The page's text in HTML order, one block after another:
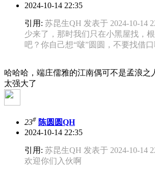
2024-10-14 22:35
引用: 苏昆生QH 发表于 2024-10-14
少来了，那时我们只在小黑屋找，
吧？你自己想“啵”圆圆，不要找借
哈哈哈，端庄儒雅的江南偶可不是孟浪之
太强大了
23# 陈圆圆QH
2024-10-14 22:35
引用: 苏昆生QH 发表于 2024-10-14
欢迎你们入伙啊